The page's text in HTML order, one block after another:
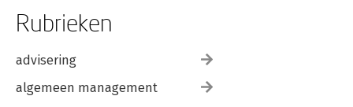
Rubrieken
advisering
algemeen management